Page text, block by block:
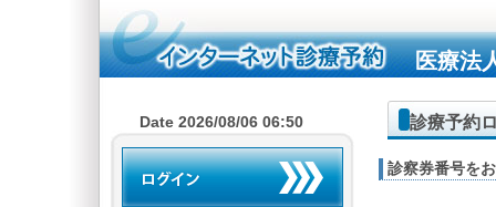
医療法
診療予約
診察券番号を
Date 2026/08/06 06:50